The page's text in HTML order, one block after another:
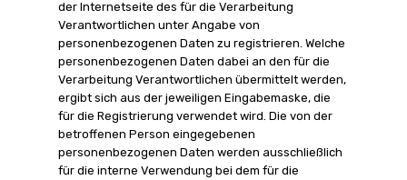
der Internetseite des für die Verarbeitung
Verantwortlichen unter Angabe von
personenbezogenen Daten zu registrieren. Welche
personenbezogenen Daten dabei an den für die
Verarbeitung Verantwortlichen übermittelt werden,
ergibt sich aus der jeweiligen Eingabemaske, die
für die Registrierung verwendet wird. Die von der
betroffenen Person eingegebenen
personenbezogenen Daten werden ausschließlich
für die interne Verwendung bei dem für die